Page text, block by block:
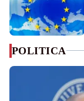
POLITICA